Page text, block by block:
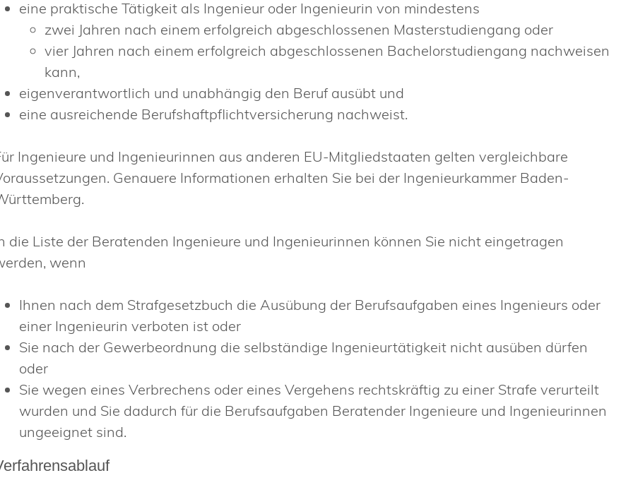
eine praktische Tätigkeit als Ingenieur oder Ingenieurin von mindestens
zwei Jahren nach einem erfolgreich abgeschlossenen Masterstudiengang oder
vier Jahren nach einem erfolgreich abgeschlossenen Bachelorstudiengang nachweisen
kann,
eigenverantwortlich und unabhängig den Beruf ausübt und
eine ausreichende Berufshaftpflichtversicherung nachweist.
Ingenieure und Ingenieurinnen aus anderen EU-Mitgliedstaaten gelten vergleichbare
Genauere Informationen erhalten Sie bei der Ingenieurkammer Baden-
die Liste der Beratenden Ingenieure und Ingenieurinnen können Sie nicht eingetragen
wenn
Ihnen nach dem Strafgesetzbuch die Ausübung der Berufsaufgaben eines Ingenieurs oder
einer Ingenieurinverboten ist oder
Sie nach der Gewerbeordnung die selbständige Ingenieurtätigkeit nicht ausüben dürfen
oder
Sie wegen eines Verbrechens oder eines Vergehens rechtskräftig zu einer Strafe verurteilt
wurden und Sie dadurch für die Berufsaufgaben Beratender Ingenieure und Ingenieurinnen
ungeeignet sind.